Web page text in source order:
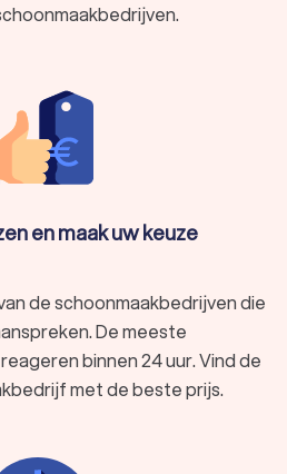
en maak uw keuze
de schoonmaakbedrijven die
De meeste
binnen 24 uur. Vind de
met de beste prijs.